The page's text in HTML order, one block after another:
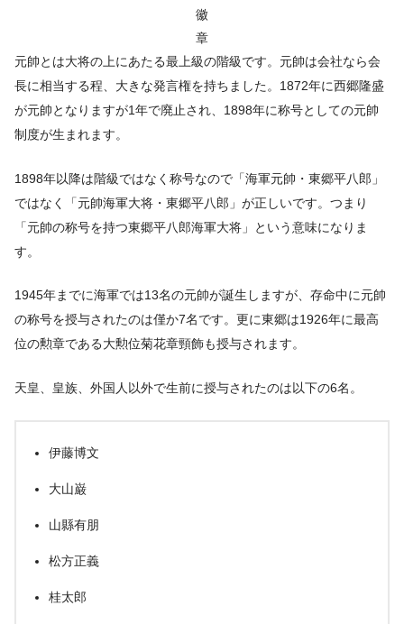
徽
章
元帥とは大将の上にあたる最上級の階級です。元帥は会社なら会
長に相当する程、大きな発言権を持ちました。1872年に西郷隆盛
が元帥となりますが1年で廃止され、1898年に称号としての元帥
制度が生まれます。
1898年以降は階級ではなく称号なので「海軍元帥・東郷平八郎」
ではなく「元帥海軍大将・東郷平八郎」が正しいです。つまり
「元帥の称号を持つ東郷平八郎海軍大将」という意味になりま
す。
1945年までに海軍では13名の元帥が誕生しますが、存命中に元帥
の称号を授与されたのは僅か7名です。更に東郷は1926年に最高
位の勲章である大勲位菊花章頸飾も授与されます。
天皇、皇族、外国人以外で生前に授与されたのは以下の6名。
伊藤博文
大山巌
山縣有朋
松方正義
桂太郎